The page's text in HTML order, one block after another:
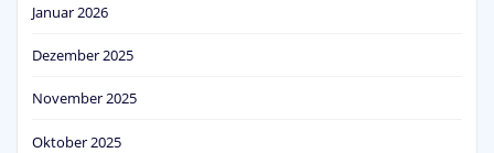
Januar 2026
Dezember 2025
November 2025
Oktober 2025